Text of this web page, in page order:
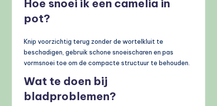
Hoe snoei ik een camelia in
pot?
Knip voorzichtig terug zonder de wortelkluit te
beschadigen, gebruik schone snoeischaren en pas
vormsnoei toe om de compacte structuur te behouden.
Wat te doen bij
bladproblemen?